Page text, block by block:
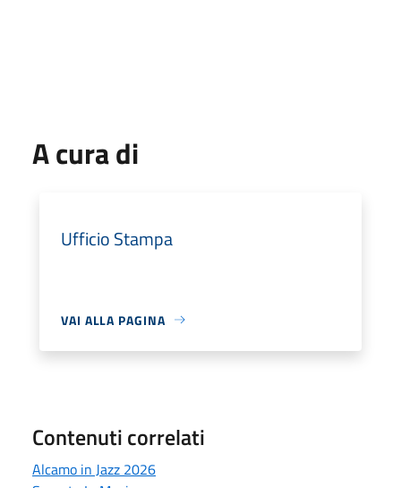
A cura di
Ufficio Stampa
VAI ALLA PAGINA
Contenuti correlati
Alcamo in Jazz 2026